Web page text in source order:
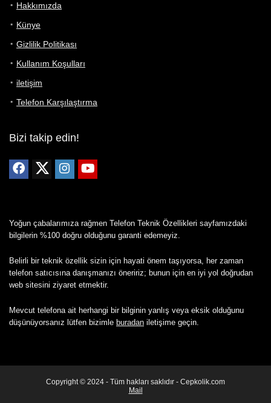
Hakkımızda
Künye
Gizlilik Politikası
Kullanım Koşulları
iletişim
Telefon Karşılaştırma
Bizi takip edin!
Yoğun çabalarımıza rağmen Telefon Teknik Özellikleri sayfamızdaki
bilgilerin %100 doğru olduğunu garanti edemeyiz.
Belirli bir teknik özellik sizin için hayati önem taşıyorsa, her zaman
telefon satıcısına danışmanızı öneririz; bunun için en iyi yol doğrudan
web sitesini ziyaret etmektir.
Mevcut telefona ait herhangi bir bilginin yanlış veya eksik olduğunu
düşünüyorsanız lütfen bizimle buradan iletişime geçin.
Copyright © 2024 - Tüm hakları saklıdır - Cepkolik.com
Mail